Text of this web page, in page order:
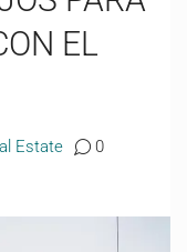
EL
Estate 0